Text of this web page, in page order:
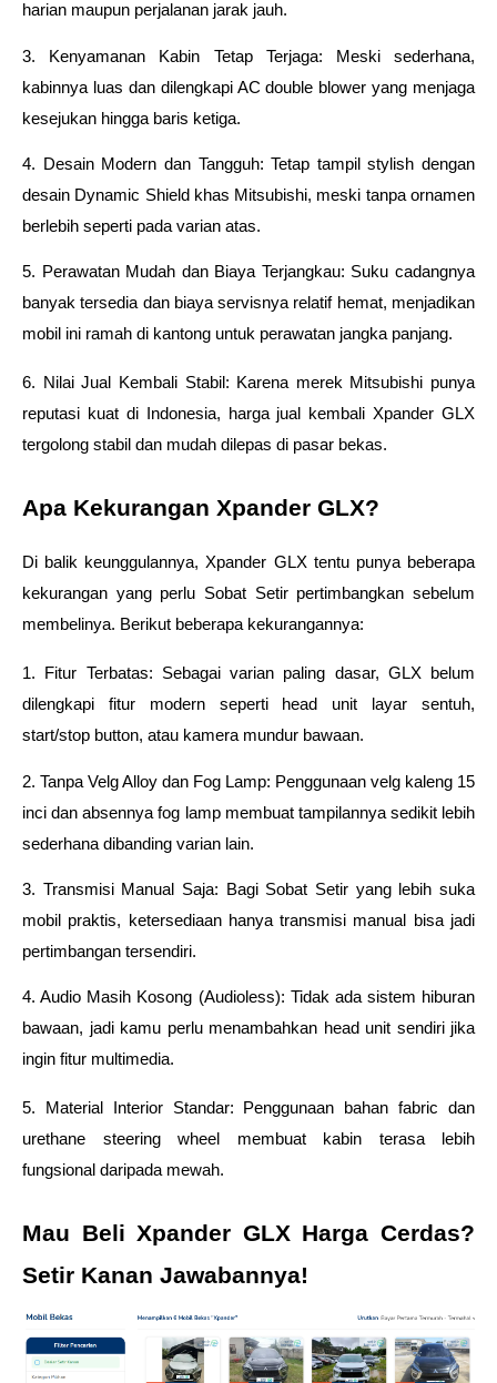
harian maupun perjalanan jarak jauh.
3. Kenyamanan Kabin Tetap Terjaga: Meski sederhana,
kabinnya luas dan dilengkapi AC double blower yang menjaga
kesejukan hingga baris ketiga.
4. Desain Modern dan Tangguh: Tetap tampil stylish dengan
desain Dynamic Shield khas Mitsubishi, meski tanpa ornamen
berlebih seperti pada varian atas.
5. Perawatan Mudah dan Biaya Terjangkau: Suku cadangnya
banyak tersedia dan biaya servisnya relatif hemat, menjadikan
mobil ini ramah di kantong untuk perawatan jangka panjang.
6. Nilai Jual Kembali Stabil: Karena merek Mitsubishi punya
reputasi kuat di Indonesia, harga jual kembali Xpander GLX
tergolong stabil dan mudah dilepas di pasar bekas.
Apa Kekurangan Xpander GLX?
Di balik keunggulannya, Xpander GLX tentu punya beberapa
kekurangan yang perlu Sobat Setir pertimbangkan sebelum
membelinya. Berikut beberapa kekurangannya:
1. Fitur Terbatas: Sebagai varian paling dasar, GLX belum
dilengkapi fitur modern seperti head unit layar sentuh,
start/stop button, atau kamera mundur bawaan.
2. Tanpa Velg Alloy dan Fog Lamp: Penggunaan velg kaleng 15
inci dan absennya fog lamp membuat tampilannya sedikit lebih
sederhana dibanding varian lain.
3. Transmisi Manual Saja: Bagi Sobat Setir yang lebih suka
mobil praktis, ketersediaan hanya transmisi manual bisa jadi
pertimbangan tersendiri.
4. Audio Masih Kosong (Audioless): Tidak ada sistem hiburan
bawaan, jadi kamu perlu menambahkan head unit sendiri jika
ingin fitur multimedia.
5. Material Interior Standar: Penggunaan bahan fabric dan
urethane steering wheel membuat kabin terasa lebih
fungsional daripada mewah.
Mau Beli Xpander GLX Harga Cerdas?
Setir Kanan Jawabannya!